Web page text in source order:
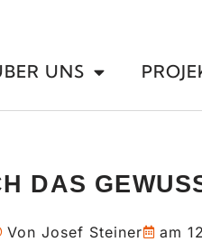
UNS
DAS
Von Josef Steiner am